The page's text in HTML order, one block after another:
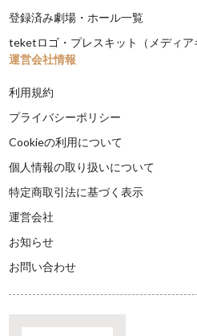
登録済み劇場・ホール一覧
teketロゴ・プレスキット（メディア
運営会社情報
利用規約
プライバシーポリシー
Cookieの利用について
個人情報の取り扱いについて
特定商取引法に基づく表示
運営会社
お知らせ
お問い合わせ